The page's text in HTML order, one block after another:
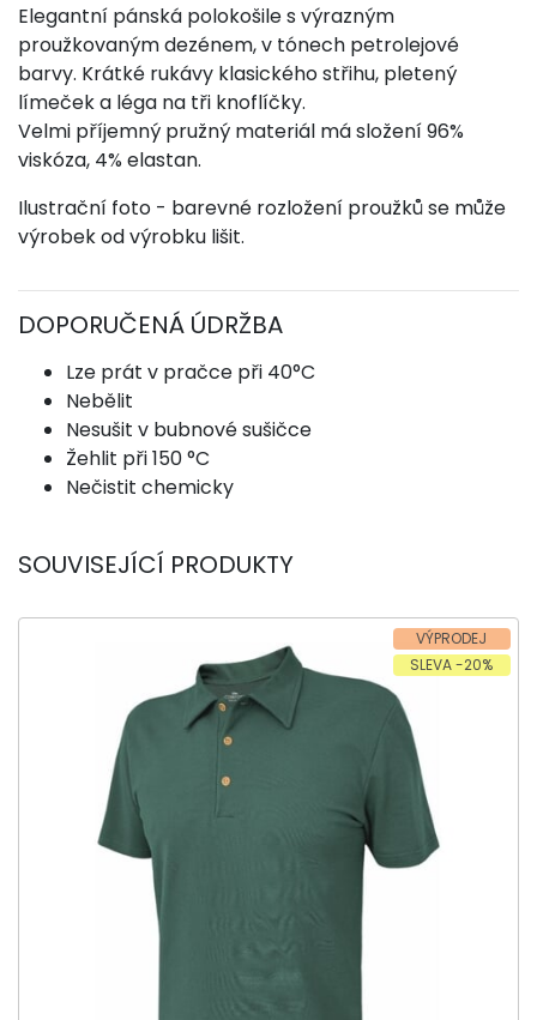
Elegantní pánská polokošile s výrazným
proužkovaným dezénem, v tónech petrolejové
barvy. Krátké rukávy klasického střihu, pletený
límeček a léga na tři knoflíčky.
Velmi příjemný pružný materiál má složení 96%
viskóza, 4% elastan.
Ilustrační foto - barevné rozložení proužků se může
výrobek od výrobku lišit.
DOPORUČENÁ ÚDRŽBA
Lze prát v pračce při 40°C
Nebělit
Nesušit v bubnové sušičce
Žehlit při 150 °C
Nečistit chemicky
SOUVISEJÍCÍ PRODUKTY
VÝPRODEJ
SLEVA -20%